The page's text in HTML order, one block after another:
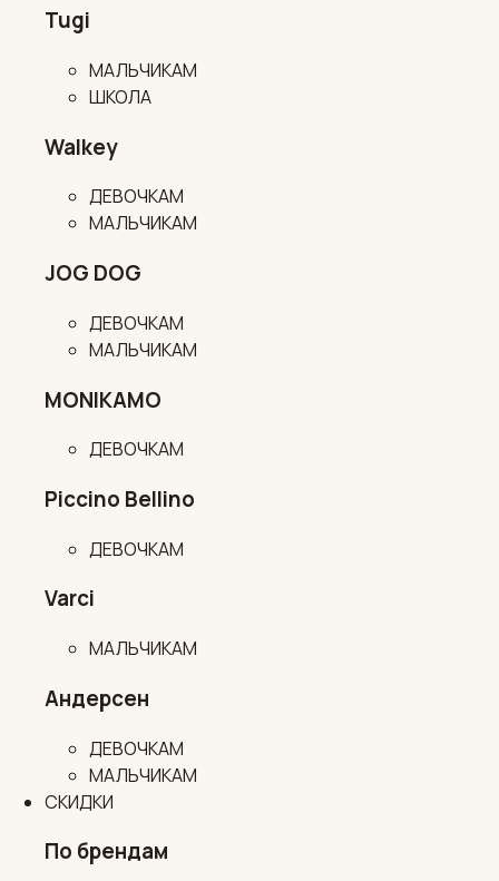
Tugi
МАЛЬЧИКАМ
ШКОЛА
Walkey
ДЕВОЧКАМ
МАЛЬЧИКАМ
JOG DOG
ДЕВОЧКАМ
МАЛЬЧИКАМ
MONIKAMO
ДЕВОЧКАМ
Piccino Bellino
ДЕВОЧКАМ
Varci
МАЛЬЧИКАМ
Андерсен
ДЕВОЧКАМ
МАЛЬЧИКАМ
СКИДКИ
По брендам